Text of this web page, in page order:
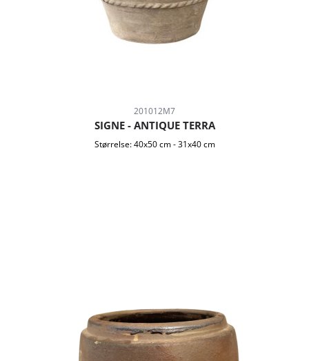
201012M7
SIGNE - ANTIQUE TERRA
Størrelse: 40x50 cm -31x40 cm